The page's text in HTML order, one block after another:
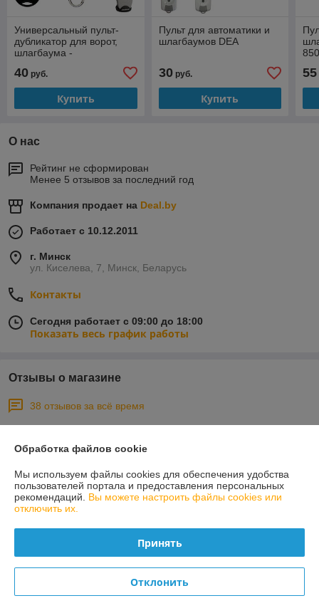
Универсальный пульт-
дубликатор для ворот,
шлагбаума -
Came, AN-Motors,
DoorHan
40 руб.
Купить
Пульт для автоматики и
шлагбаумов DEA
30руб.
Купить
55
О нас
Рейтинг не сформирован
Менее 5 отзывов за последний год
Компания продает на Deal.by
Работает с 10.12.2011
г. Минск
ул. Киселева, 7, Минск, Беларусь
Контакты
Сегодня работает с 09:00 до 18:00
Показать весь график работы
Отзывы о магазине
38 отзывов за всё время
13.11.2024
Максим
Обработка файлов cookie
Мы используем файлы cookies для обеспечения удобства
пользователей портала и предоставления персональных
рекомендаций. Вы можете настроить файлы cookies или
отключить их.
Принять
Отклонить